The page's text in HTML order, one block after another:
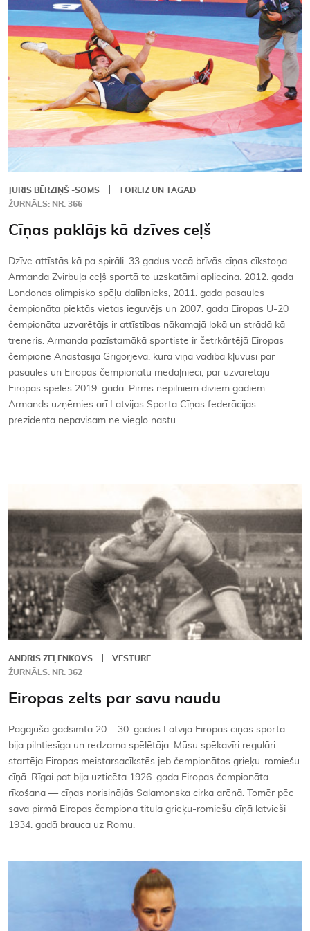
JURIS BĒRZIŅŠ -SOMS
TOREIZ UN TAGAD
ŽURNĀLS: NR. 366
Cīņas paklājs kā dzīves ceļš
Dzīve attīstās kā pa spirāli. 33 gadus vecā brīvās cīņas cīkstoņa
Armanda Zvirbuļa ceļš sportā to uzskatāmi apliecina. 2012. gada
Londonas olimpisko spēļu dalībnieks, 2011. gada pasaules
čempionāta piektās vietas ieguvējs un 2007. gada Eiropas U-20
čempionāta uzvarētājs ir attīstības nākamajā lokā un strādā kā
treneris. Armanda pazīstamākā sportiste ir četrkārtējā Eiropas
čempione Anastasija Grigorjeva, kura viņa vadībā kļuvusi par
pasaules un Eiropas čempionātu medaļnieci, par uzvarētāju
Eiropas spēlēs 2019. gadā. Pirms nepilniem diviem gadiem
Armands uzņēmies arī Latvijas Sporta Cīņas federācijas
prezidenta nepavisam ne vieglo nastu.
ANDRIS ZEĻENKOVS
VĒSTURE
ŽURNĀLS: NR. 362
Eiropas zelts par savu naudu
Pagājušā gadsimta 20.—30. gados Latvija Eiropas cīņas sportā
bija pilntiesīga un redzama spēlētāja. Mūsu spēkavīri regulāri
startēja Eiropas meistarsacīkstēs jeb čempionātos grieķu-romiešu
cīņā. Rīgai pat bija uzticēta 1926. gada Eiropas čempionāta
rīkošana — cīņas norisinājās Salamonska cirka arēnā. Tomēr pēc
sava pirmā Eiropas čempiona titula grieķu-romiešu cīņā latvieši
1934. gadā brauca uz Romu.